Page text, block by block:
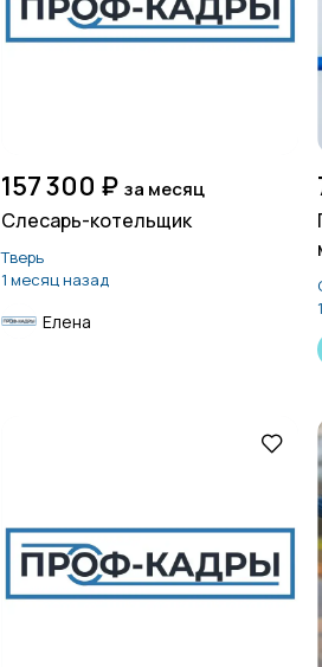
157 300 ₽ за месяц
Слесарь-котельщик
Тверь
1 месяц назад
Елена